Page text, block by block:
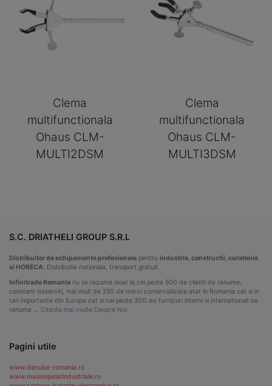
Clema
multifunctionala
Ohaus CLM-
MULTI2DSM
Clema
multifunctionala
Ohaus CLM-
MULTI3DSM
S.C. DRIATHELI GROUP S.R.L
Distribuitor de echipamente profesionale pentru industrie, constructii, curatenie
si HORECA. Distributie nationala, transport gratuit.
Infinitrade Romania nu se rezuma doar la cei peste 500 de clienti de renume,
constant deserviti, mai mult de 250 de marci comercializate atat in Romania cat si in
tari importante din Europa cat si cei peste 300 de furnizori interni si internationali de
renume … Citeste mai multe Despre Noi
Pagini utile
www.danube-romania.ro
www.masinispalatindustriale.ro